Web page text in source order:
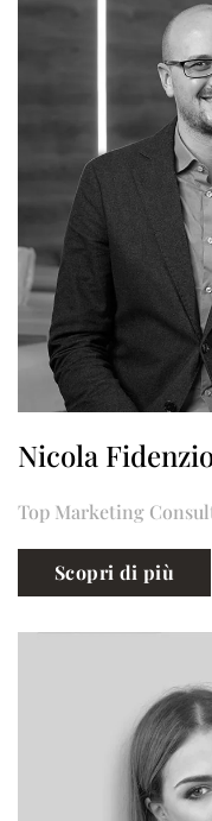
Nicola
Top Marketing
Scopri di più